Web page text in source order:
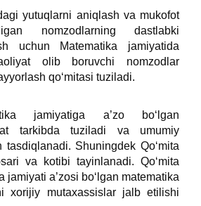
yutuqlarni aniqlash va mukofot
nomzodlarning dastlabki
uchun Matematika jamiyatida
olib boruvchi nomzodlar
qoʻmitasi tuziladi.
jamiyatiga a’zo boʻlgan
tarkibda tuziladi va umumiy
tasdiqlanadi. Shuningdek Qoʻmita
va kotibi tayinlanadi. Qoʻmita
jamiyati a’zosi boʻlgan matematika
хorijiy mutaхassislar jalb etilishi